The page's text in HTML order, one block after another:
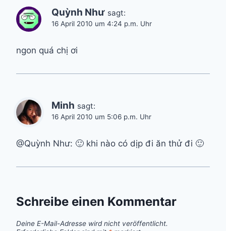
Quỳnh Như sagt:
16 April 2010 um 4:24 p.m. Uhr
ngon quá chị ơi
Minh sagt:
16 April 2010 um 5:06 p.m. Uhr
@Quỳnh Như: 🙂 khi nào có dịp đi ăn thử đi 🙂
Schreibe einen Kommentar
Deine E-Mail-Adresse wird nicht veröffentlicht.